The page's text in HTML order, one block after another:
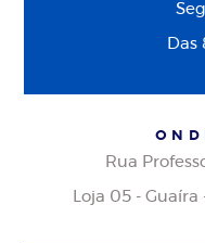
Rua
Loja 05 -